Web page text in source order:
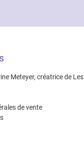
Meteyer, créatrice de Les
de vente